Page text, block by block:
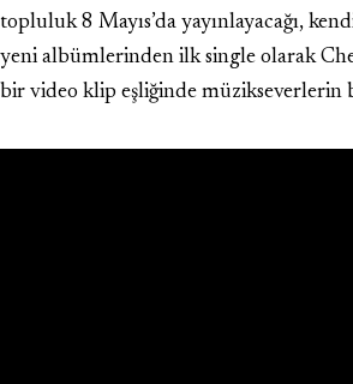
topluluk 8 Mayıs’da yayınlayacağı,
yeni albümlerinden ilk single olarak
bir video klip eşliğinde müzikseverlerin